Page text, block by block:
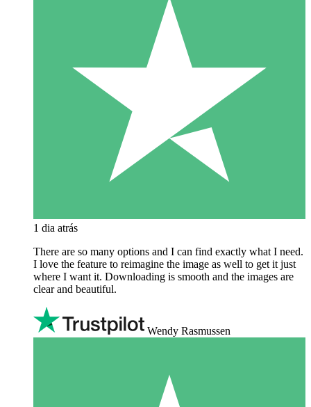
1 dia atrás
There are so many options and I can find exactly what I need.
I love the feature to reimagine the image as well to get it just
where I want it. Downloading is smooth and the images are
clear and beautiful.
Wendy Rasmussen